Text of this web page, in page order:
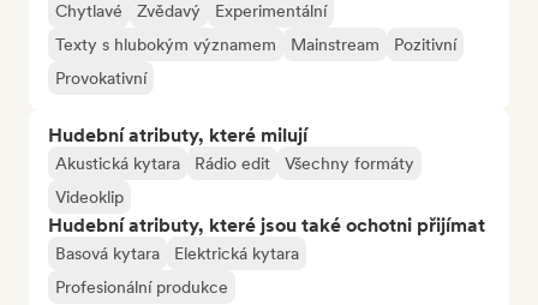
Chytlavé Zvědavý
Experimentální
Texty s hlubokým významem
Mainstream
Pozitivní
Provokativní
Hudební atributy, které milují
Akustická kytara Rádio edit
Všechny formáty
Videoklip
Hudební atributy, které jsou také ochotni přijímat
Basová kytara
Elektrická kytara
Profesionální produkce